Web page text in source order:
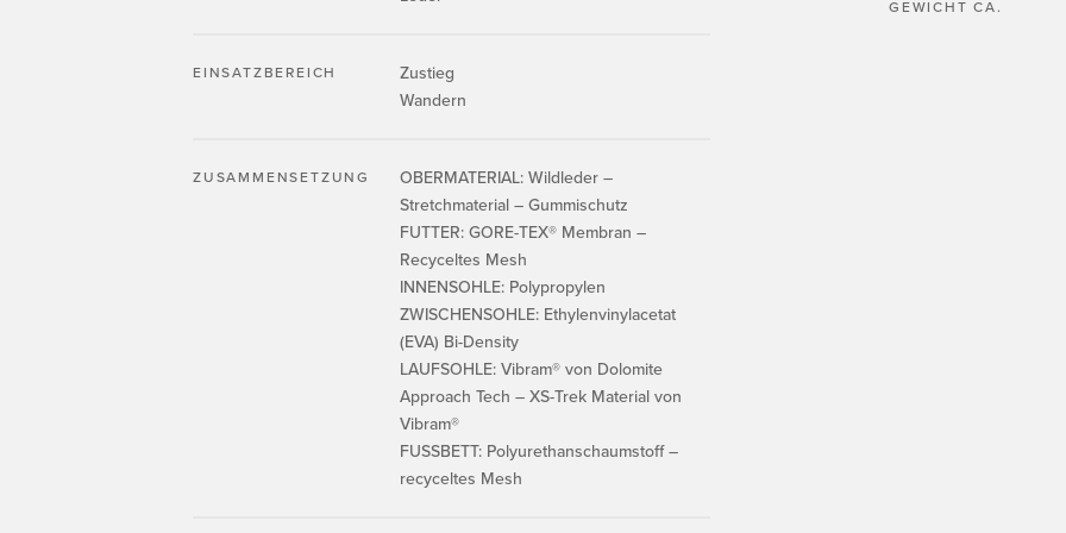
EINSATZBEREICH
Zustieg
Wandern
ZUSAMMENSETZUNG
OBERMATERIAL: Wildleder –
Stretchmaterial – Gummischutz
FUTTER: GORE-TEX® Membran –
Recyceltes Mesh
INNENSOHLE: Polypropylen
ZWISCHENSOHLE: Ethylenvinylacetat
(EVA) Bi-Density
LAUFSOHLE: Vibram® von Dolomite
Approach Tech – XS-Trek Material von
Vibram®
FUSSBETT: Polyurethanschaumstoff –
recyceltes Mesh
GEWICHT CA.